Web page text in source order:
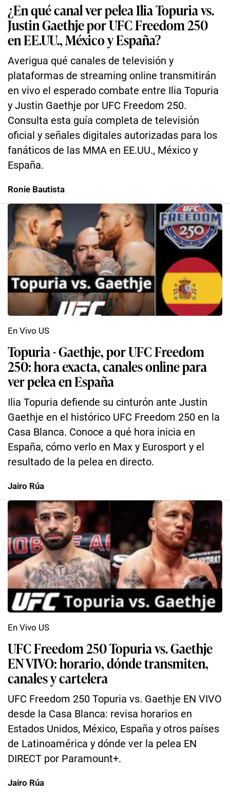
¿En qué canal ver pelea Ilia Topuria vs.
Justin Gaethje por UFC Freedom 250
en EE.UU., México y España?
Averigua qué canales de televisión y
plataformas de streaming online transmitirán
en vivo el esperado combate entre Ilia Topuria
y Justin Gaethje por UFC Freedom 250.
Consulta esta guía completa de televisión
oficial y señales digitales autorizadas para los
fanáticos de las MMA en EE.UU., México y
España.
Ronie Bautista
Topuria - Gaethje, por UFC Freedom
250: hora exacta, canales online para
ver pelea en España
Ilia Topuria defiende su cinturón ante Justin
Gaethje en el histórico UFC Freedom 250 en la
Casa Blanca. Conoce a qué hora inicia en
España, cómo verlo en Max y Eurosport y el
resultado de la pelea en directo.
En Vivo US
Jairo Rúa
UFC Freedom 250 Topuria vs. Gaethje
EN VIVO: horario, dónde transmiten,
canales y cartelera
UFC Freedom 250 Topuria vs. Gaethje EN VIVO
desde la Casa Blanca: revisa horarios en
Estados Unidos, México, España y otros países
de Latinoamérica y dónde ver la pelea EN
DIRECT por Paramount+.
En Vivo US
Jairo Rúa